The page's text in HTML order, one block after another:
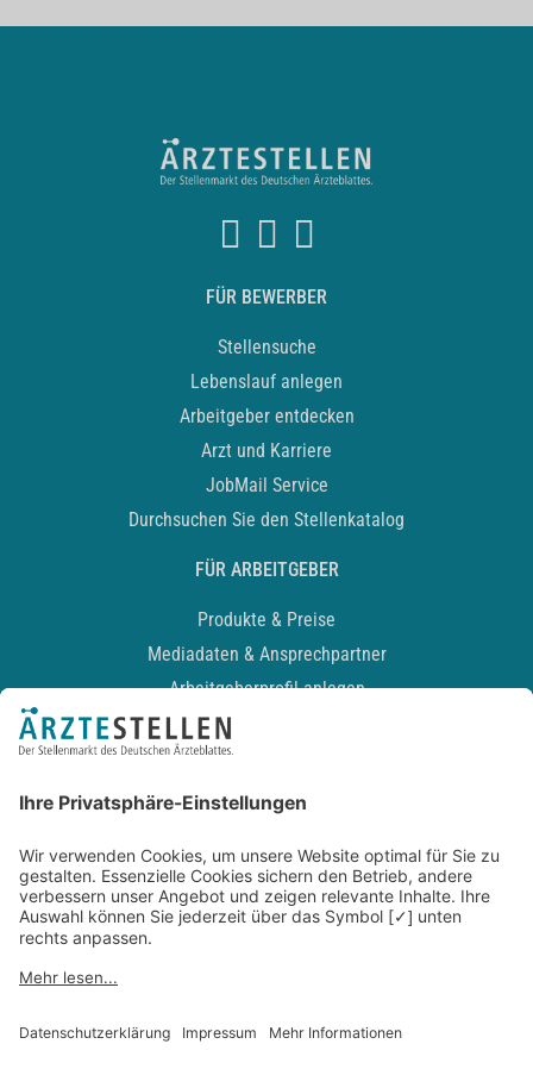
FÜR BEWERBER
Stellensuche
Lebenslauf anlegen
Arbeitgeber entdecken
Arzt und Karriere
JobMail Service
Durchsuchen Sie den Stellenkatalog
FÜR ARBEITGEBER
Produkte & Preise
Mediadaten & Ansprechpartner
Arbeitgeberprofil anlegen
Recruiting-Podcast
Kontakt
Datenschutz
Newsletter